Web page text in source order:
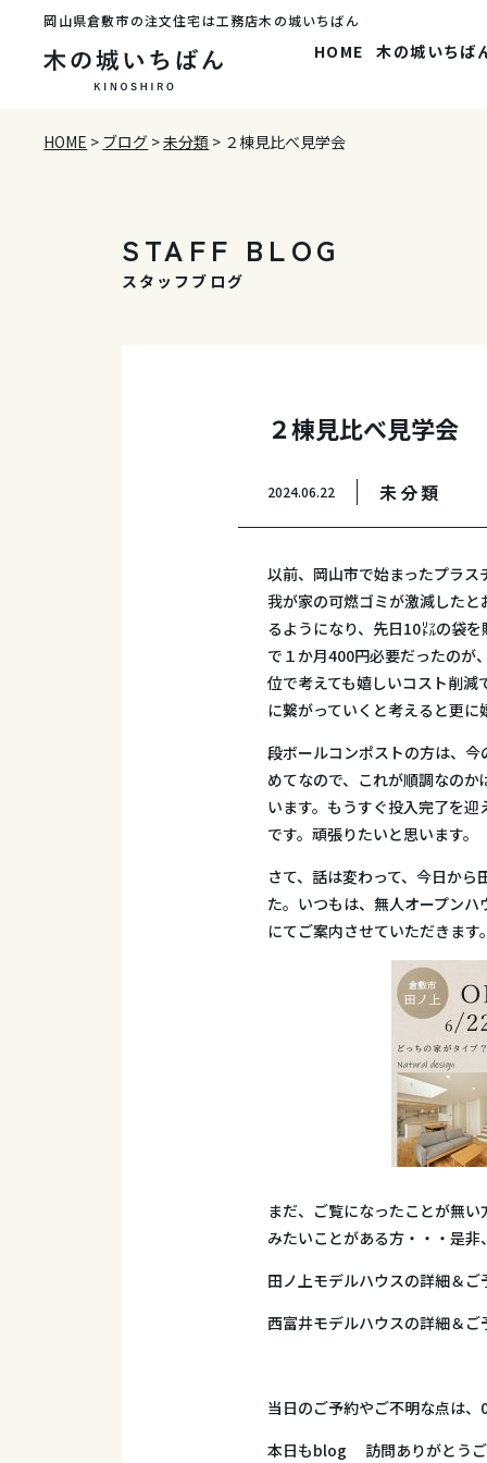
岡山県倉敷市の注文住宅は工務店木の城いちばん
HOME 木の城いちば
HOME > ブログ >未分類 > ２棟見比べ見学会
STAFF BLOG
スタッフブログ
２棟見比べ見学会
2024.06.22 未分類
以前、岡山市で始まったプラス
我が家の可燃ゴミが激減した
るようになり、先日10㍑の袋
で１か月400円必要だったの
位で考えても嬉しいコスト削
に繋がっていくと考えると更に
段ボールコンポストの方は、
めてなので、これが順調なの
います。もうすぐ投入完了を
です。頑張りたいと思います。
さて、話は変わって、今日か
た。いつもは、無人オープン
にてご案内させていただきます。
まだ、ご覧になったことが無
みたいことがある方・・・是非
田ノ上モデルハウスの詳細＆ご
西富井モデルハウスの詳細＆ご
当日のご予約やご不明な点は
本日もblog 訪問ありがとう